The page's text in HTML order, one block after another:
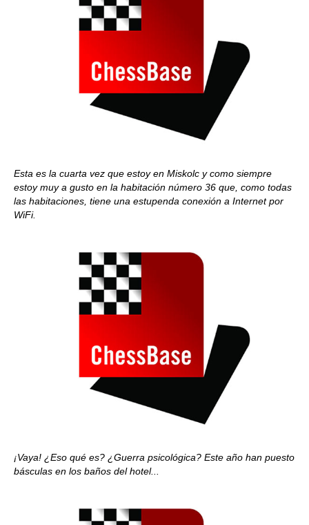
Esta es la cuarta vez que estoy en Miskolc y como siempre
estoy muy a gusto en la habitación número 36 que, como todas
las habitaciones, tiene una estupenda conexión a Internet por
WiFi.
¡Vaya! ¿Eso qué es? ¿Guerra psicológica? Este año han puesto
básculas en los baños del hotel...